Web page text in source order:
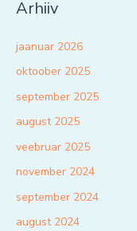
Arhiiv
jaanuar 2026
oktoober 2025
september 2025
august 2025
veebruar 2025
november 2024
september 2024
august 2024